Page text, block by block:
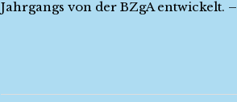
Jahrgangs von der BZgA entwickelt. –